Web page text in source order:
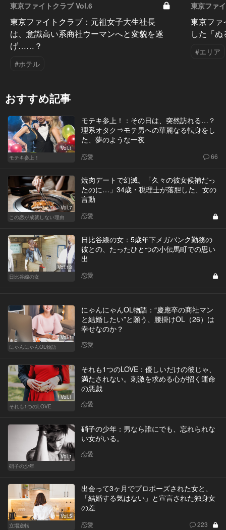
東京ファイトクラブ Vol.6
東京ファイトクラブ：元祖女子大生社長
は、意識高い系商社ウーマンへと変貌を遂
げ……？
#ホテル
東京ファ
東京ファ
した「
#エリア
おすすめ記事
Vol.1
モテキ参上！
モテキ参上！：その日は、突然訪れる…？
理系オタク⇒モテ男への華麗なる転身をし
た、夢のような一夜
恋愛 66
Vol.7
この恋が成就しない理由
焼肉デートで幻滅。「久々の彼女候補だっ
たのに…」34歳・税理士が落胆した、女の
言動
恋愛
Vol.13
日比谷線の女
日比谷線の女：5歳年下メガバンク勤務の
彼との、たったひとつの小伝馬町での思い
出
恋愛
Vol.1
にゃんにゃんOL物語
にゃんにゃんOL物語：“慶應卒の商社マン
と結婚したい”と願う、腰掛けOL（26）は
幸せなのか？
恋愛
Vol.1
それも1つのLOVE
それも1つのLOVE：優しいだけの彼じゃ、
満たされない。刺激を求める心が招く運命
の悪戯
恋愛
Vol.1
硝子の少年
硝子の少年：男なら誰にでも、忘れられな
い女がいる。
恋愛
Vol.5
立場逆転
出会って3ヶ月でプロポーズされた女と、
「結婚する気はない」と宣言された独身女
の差
恋愛 223